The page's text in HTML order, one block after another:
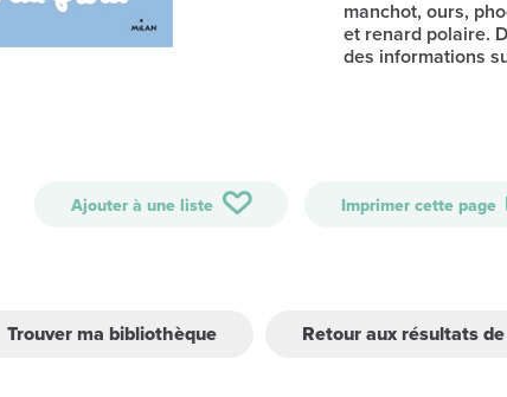
manchot, ours,
et renard polaire.
des informations
Ajouter à une liste Imprimer cette page
Trouver ma bibliothèque Retour aux résultats